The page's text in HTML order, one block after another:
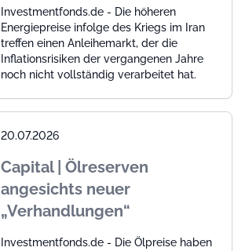
Investmentfonds.de - Die höheren
Energiepreise infolge des Kriegs im Iran
treffen einen Anleihemarkt, der die
Inflationsrisiken der vergangenen Jahre
noch nicht vollständig verarbeitet hat.
20.07.2026
Capital | Ölreserven
angesichts neuer
„Verhandlungen“
Investmentfonds.de - Die Ölpreise haben